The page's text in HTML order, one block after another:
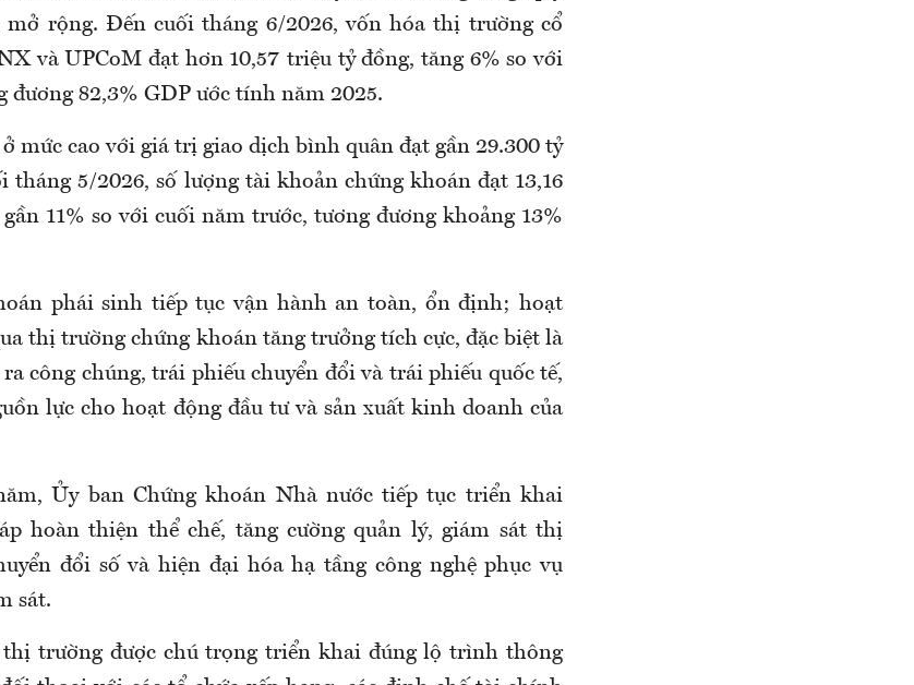
rộng. Đến cuối tháng 6/2026, vốn hóa thị trường cổ
và UPCoM đạt hơn 10,57 triệu tỷ đồng, tăng 6% so với
đương 82,3% GDP ước tính năm 2025.
mức cao với giá trị giao dịch bình quân đạt gần 29.300 tỷ
tháng 5/2026, số lượng tài khoản chứng khoán đạt 13,16
11% so với cuối năm trước, tương đương khoảng 13%
phái sinh tiếp tục vận hành an toàn, ổn định; hoạt
thị trường chứng khoán tăng trưởng tích cực, đặc biệt là
công chúng, trái phiếu chuyển đổi và trái phiếu quốc tế,
lực cho hoạt động đầu tư và sản xuất kinh doanh của
Ủy ban Chứng khoán Nhà nước tiếp tục triển khai
hoàn thiện thể chế, tăng cường quản lý, giám sát thị
đổi số và hiện đại hóa hạ tầng công nghệ phục vụ
sát.
thị trường được chú trọng triển khai đúng lộ trình thông